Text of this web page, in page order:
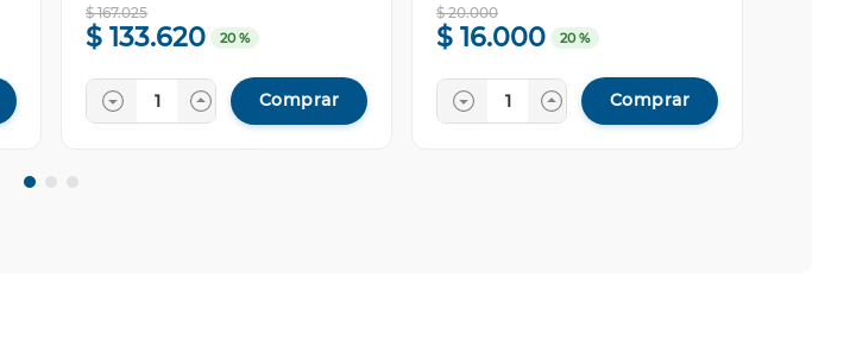
$ 167.025
$ 133.620 20 %
Comprar
$ 20.000
$ 16.000 20 %
Comprar